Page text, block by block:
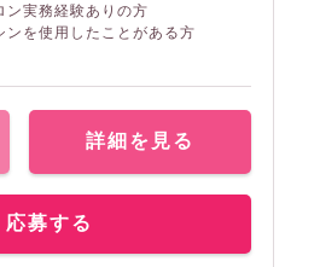
ン実務経験ありの方
ンを使用したことがある方
詳細を見る
応募する